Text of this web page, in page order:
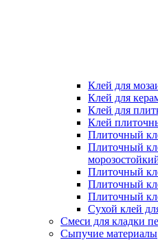
Клей для
Клей для
Клей для
Клей
Плиточный
Плиточный
Плиточный
Плиточный
Плиточный
Сухой клей
Смеси для кладки
Сыпучие материалы